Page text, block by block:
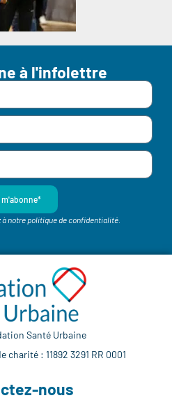
à l'infolettre
m'abonne*
notre politique de confidentialité.
Santé Urbaine
charité : 11892 3291 RR 0001
nous